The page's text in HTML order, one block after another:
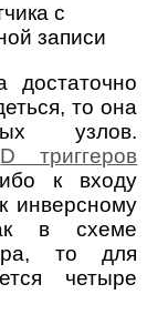
с
записи
достаточно
то она
узлов.
D триггеров
к входу
инверсному
в схеме
то для
четыре